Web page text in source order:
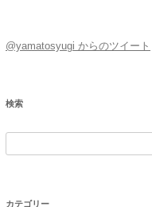
@yamatosyugi からのツイート
検索
カテゴリー